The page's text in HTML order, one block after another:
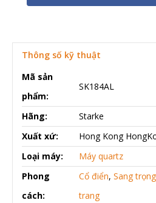
Thông số kỹ thuật
Mã sản
phẩm:
SK184AL
Hãng:
Starke
Xuất xứ:
Hong Kong
Loại máy:
Máy quartz
Phong
cách:
Cổ điển, Sang trọng
trang